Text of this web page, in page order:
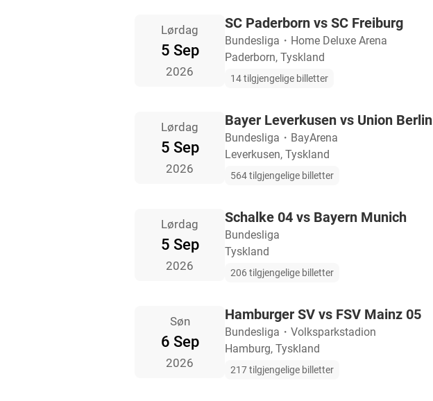
Lørdag
5 Sep
2026
SC Paderborn vs SC Freiburg
Bundesliga ・ Home Deluxe Arena
Paderborn, Tyskland
14 tilgjengelige billetter
Lørdag
5 Sep
2026
Bayer Leverkusen vs Union Berlin
Bundesliga ・ BayArena
Leverkusen, Tyskland
564 tilgjengelige billetter
Lørdag
5 Sep
2026
Schalke 04 vs Bayern Munich
Bundesliga
Tyskland
206 tilgjengelige billetter
Søn
6 Sep
2026
Hamburger SV vs FSV Mainz 05
Bundesliga ・ Volksparkstadion
Hamburg, Tyskland
217 tilgjengelige billetter